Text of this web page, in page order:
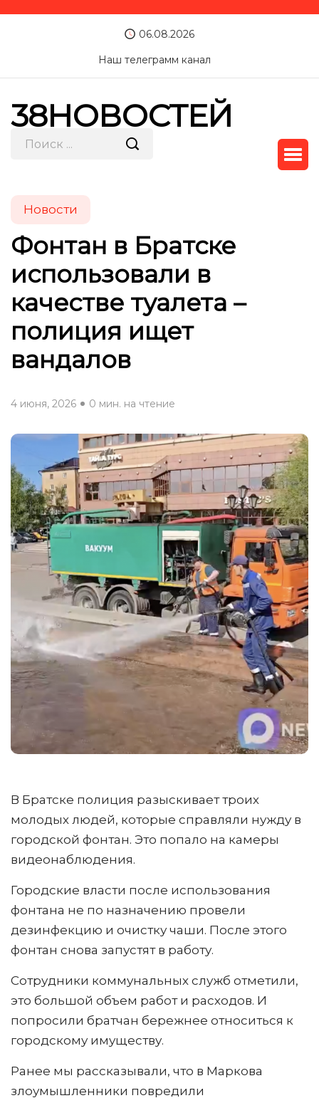
06.08.2026
Наш телеграмм канал
38НОВОСТЕЙ
Новости
Фонтан в Братске
использовали в
качестве туалета –
полиция ищет
вандалов
4 июня, 2026 0 мин. на чтение
В Братске полиция разыскивает троих
молодых людей, которые справляли нужду в
городской фонтан. Это попало на камеры
видеонаблюдения.
Городские власти после использования
фонтана не по назначению провели
дезинфекцию и очистку чаши. После этого
фонтан снова запустят в работу.
Сотрудники коммунальных служб отметили,
это большой объем работ и расходов. И
попросили братчан бережнее относиться к
городскому имуществу.
Ранее мы рассказывали, что в Маркова
злоумышленники повредили